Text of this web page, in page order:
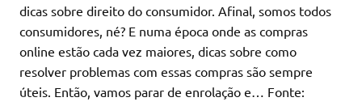
dicas sobre direito do consumidor. Afinal, somos todos
consumidores, né? E numa época onde as compras
online estão cada vez maiores, dicas sobre como
resolver problemas com essas compras são sempre
úteis. Então, vamos parar de enrolação e… Fonte: